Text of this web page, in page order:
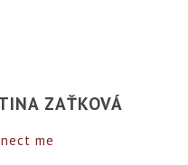
ZAŤKOVÁ
me